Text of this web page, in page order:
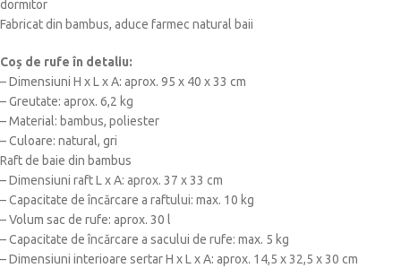
dormitor
Fabricat din bambus, aduce farmec natural baii
Coș de rufe în detaliu:
– Dimensiuni H x L x A: aprox. 95 x 40 x 33 cm
– Greutate: aprox. 6,2 kg
– Material: bambus, poliester
– Culoare: natural, gri
Raft de baie din bambus
– Dimensiuni raft L x A: aprox. 37 x 33 cm
– Capacitate de încărcare a raftului: max. 10 kg
– Volum sac de rufe: aprox. 30 l
– Capacitate de încărcare a sacului de rufe: max. 5 kg
– Dimensiuni interioare sertar H x L x A: aprox. 14,5 x 32,5 x 30 cm